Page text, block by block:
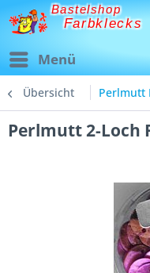
Bastelshop
Farbklecks
Menü
Übersicht Perlmutt
Perlmutt 2-Loch